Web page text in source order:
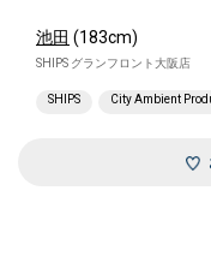
池田 (183cm)
SHIPS グランフロント大阪店
SHIPS City Ambient